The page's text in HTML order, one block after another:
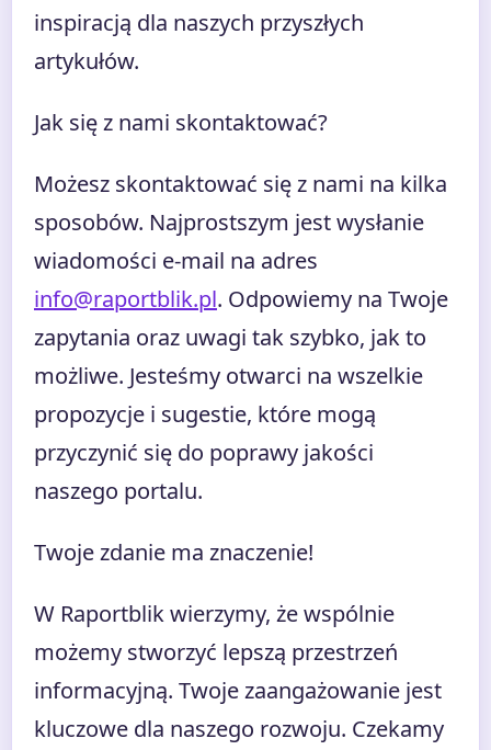
inspiracją dla naszych przyszłych
artykułów.
Jak się z nami skontaktować?
Możesz skontaktować się z nami na kilka
sposobów. Najprostszym jest wysłanie
wiadomości e-mail na adres
info@raportblik.pl. Odpowiemy na Twoje
zapytania oraz uwagi tak szybko, jak to
możliwe. Jesteśmy otwarci na wszelkie
propozycje i sugestie, które mogą
przyczynić się do poprawy jakości
naszego portalu.
Twoje zdanie ma znaczenie!
W Raportblik wierzymy, że wspólnie
możemy stworzyć lepszą przestrzeń
informacyjną. Twoje zaangażowanie jest
kluczowe dla naszego rozwoju. Czekamy